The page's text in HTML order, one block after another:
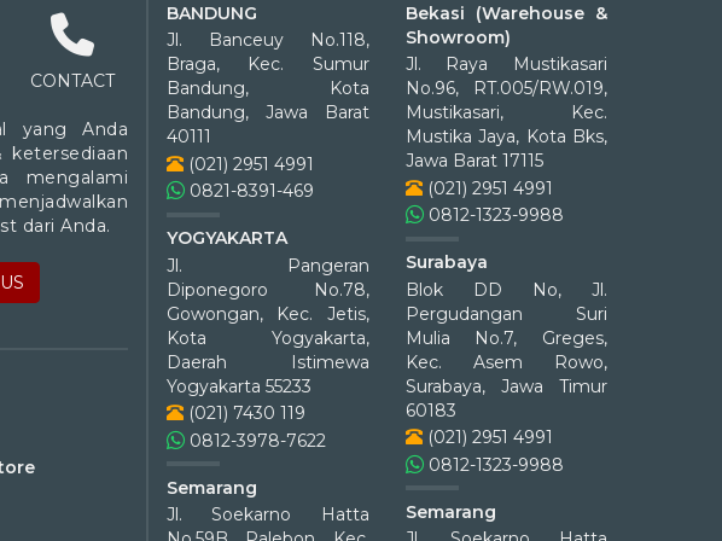
CONTACT
yang Anda
mengalami
dari Anda.
BANDUNG
Jl. Banceuy No.118,
Braga, Kec. Sumur
Bandung, Kota
Bandung, Jawa Barat
40111
(021) 2951 4991
0821-8391-469
YOGYAKARTA
Jl. Pangeran
Diponegoro No.78,
Gowongan, Kec. Jetis,
Kota Yogyakarta,
Daerah Istimewa
Yogyakarta 55233
(021) 7430 119
0812-3978-7622
Semarang
Jl. Soekarno Hatta
Bekasi (Warehouse &
Showroom)
Jl. Raya Mustikasari
No.96, RT.005/RW.019,
Mustikasari, Kec.
Mustika Jaya, Kota Bks,
Jawa Barat 17115
(021) 2951 4991
0812-1323-9988
Surabaya
Blok DD No, Jl.
Pergudangan Suri
Mulia No.7, Greges,
Kec. Asem Rowo,
Surabaya, Jawa Timur
60183
(021) 2951 4991
0812-1323-9988
Semarang